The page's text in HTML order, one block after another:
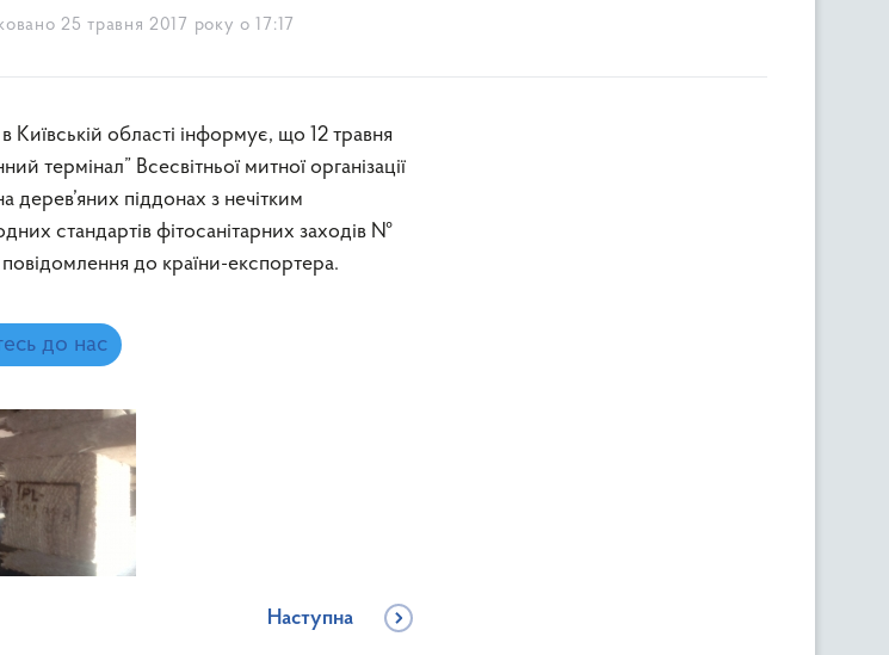
25 травня 2017 року о 17:17
термінал” Всесвітньої митної організації
піддонах з нечітким
стандартів фітосанітарних заходів №
до країни-експортера.
до нас
Наступна